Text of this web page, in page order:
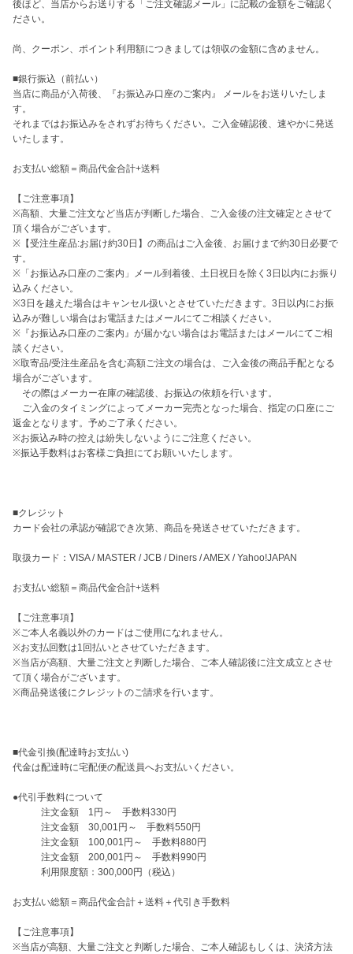
後ほど、当店からお送りする「ご注文確認メール」に記載の金額をご確認く
ださい。
尚、クーポン、ポイント利用額につきましては領収の金額に含めません。
■銀行振込（前払い）
当店に商品が入荷後、『お振込み口座のご案内』 メールをお送りいたしま
す。
それまではお振込みをされずお待ちください。ご入金確認後、速やかに発送
いたします。
お支払い総額＝商品代金合計+送料
【ご注意事項】
※高額、大量ご注文など当店が判断した場合、ご入金後の注文確定とさせて
頂く場合がございます。
※【受注生産品:お届け約30日】の商品はご入金後、お届けまで約30日必要で
す。
※「お振込み口座のご案内」メール到着後、土日祝日を除く3日以内にお振り
込みください。
※3日を越えた場合はキャンセル扱いとさせていただきます。3日以内にお振
込みが難しい場合はお電話またはメールにてご相談ください。
※『お振込み口座のご案内』が届かない場合はお電話またはメールにてご相
談ください。
※取寄品/受注生産品を含む高額ご注文の場合は、ご入金後の商品手配となる
場合がございます。
その際はメーカー在庫の確認後、お振込の依頼を行います。
ご入金のタイミングによってメーカー完売となった場合、指定の口座にご
返金となります。予めご了承ください。
※お振込み時の控えは紛失しないようにご注意ください。
※振込手数料はお客様ご負担にてお願いいたします。
■クレジット
カード会社の承認が確認でき次第、商品を発送させていただきます。
取扱カード：VISA / MASTER / JCB / Diners / AMEX / Yahoo!JAPAN
お支払い総額＝商品代金合計+送料
【ご注意事項】
※ご本人名義以外のカードはご使用になれません。
※お支払回数は1回払いとさせていただきます。
※当店が高額、大量ご注文と判断した場合、ご本人確認後に注文成立とさせ
て頂く場合がございます。
※商品発送後にクレジットのご請求を行います。
■代金引換(配達時お支払い)
代金は配達時に宅配便の配送員へお支払いください。
●代引手数料について
注文金額　1円～　手数料330円
注文金額　30,001円～　手数料550円
注文金額　100,001円～　手数料880円
注文金額　200,001円～　手数料990円
利用限度額：300,000円（税込）
お支払い総額＝商品代金合計＋送料＋代引き手数料
【ご注意事項】
※当店が高額、大量ご注文と判断した場合、ご本人確認もしくは、決済方法